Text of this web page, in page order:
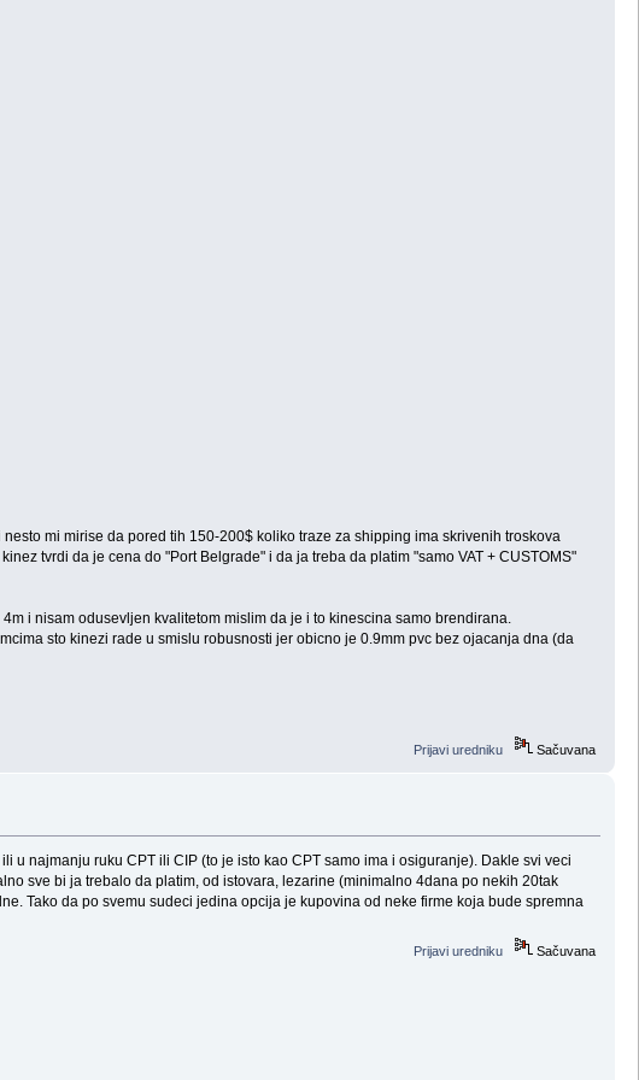
mi mirise da pored tih 150-200$ koliko traze za shipping ima skrivenih troskova
tvrdi da je cena do "Port Belgrade" i da ja treba da platim "samo VAT + CUSTOMS"
i nisam odusevljen kvalitetom mislim da je i to kinescina samo brendirana.
sto kinezi rade u smislu robusnosti jer obicno je 0.9mm pvc bez ojacanja dna (da
Prijavi uredniku Sačuvana
najmanju ruku CPT ili CIP (to je isto kao CPT samo ima i osiguranje). Dakle svi veci
sve bi ja trebalo da platim, od istovara, lezarine (minimalno 4dana po nekih 20tak
Tako da po svemu sudeci jedina opcija je kupovina od neke firme koja bude spremna
Prijavi uredniku Sačuvana